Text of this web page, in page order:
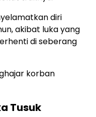
diri
akibat luka yang
di seberang
korban
Tusuk